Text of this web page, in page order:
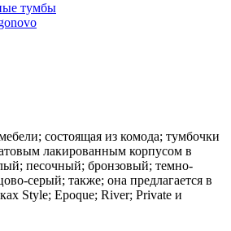
тумбы
состоящая из комода; тумбочки
лакированным корпусом в
песочный; бронзовый; темно-
серый; также; она предлагается в
Style; Epoque; River; Private и